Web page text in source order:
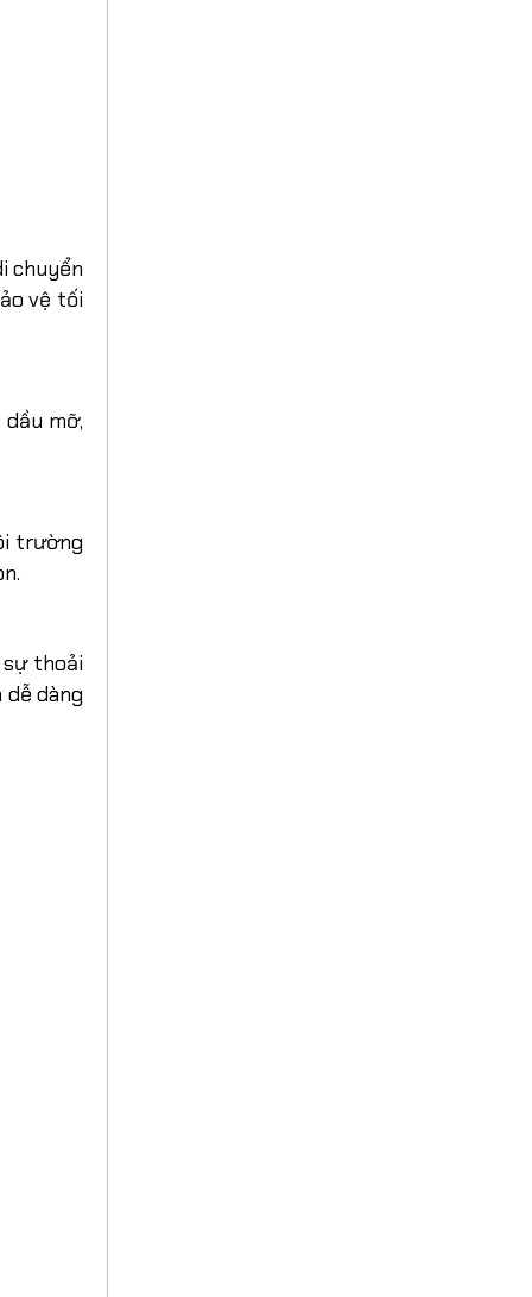
chuyển
vệ tối
mỡ,
trường
thoải
dàng